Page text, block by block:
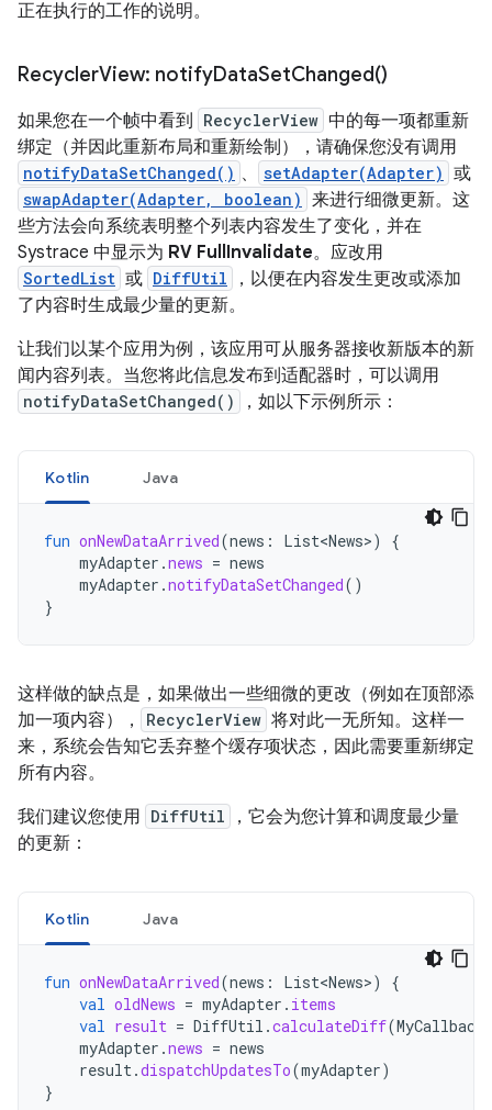
正在执行的工作的说明。
RecyclerView: notifyDataSetChanged()
如果您在一个帧中看到 RecyclerView 中的每一项都重新
绑定（并因此重新布局和重新绘制），请确保您没有调用
notifyDataSetChanged() 、 setAdapter(Adapter) 或
swapAdapter(Adapter, boolean) 来进行细微更新。这
些方法会向系统表明整个列表内容发生了变化，并在
Systrace 中显示为 RV FullInvalidate。应改用
SortedList 或 DiffUtil
，以便在内容发生更改或添加
了内容时生成最少量的更新。
让我们以某个应用为例，该应用可从服务器接收新版本的新
闻内容列表。当您将此信息发布到适配器时，可以调用
notifyDataSetChanged() ，如以下示例所示：
Kotlin Java
fun onNewDataArrived(news : List<News>)
{
myAdapter .news = news
myAdapter .notifyDataSetChanged()
}
这样做的缺点是，如果做出一些细微的更改（例如在顶部添
加一项内容），
RecyclerView 将对此一无所知。这样一
来，系统会告知它丢弃整个缓存项状态，因此需要重新绑定
所有内容。
我们建议您使用 DiffUtil
，它会为您计算和调度最少量
的更新：
Kotlin Java
fun onNewDataArrived(news : List<News>)
{
val oldNews = myAdapter . items
val result = DiffUtil .calculateDiff(MyCallback
myAdapter .news = news
result .dispatchUpdatesTo(myAdapter)
}